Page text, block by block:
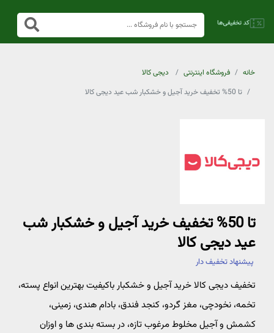
خانه فروشگاه اینترنتی
دیجی کالا
تا 50% تخفیف خرید آجیل و خشکبار شب عید دیجی کالا
تا 50% تخفیف خرید آجیل و خشکبار شب
عید دیجی کالا
پیشنهاد تخفیف دار
تخفیف دیجی کالا خرید آجیل و خشکبار باکیفیت بهترین انواع پسته،
تخمه، نخودچی، مغز گردو، کنجد فندق، بادام هندی، زمینی،
کشمش و آجیل مخلوط مرغوب تازه، در بسته بندی ها و اوزان